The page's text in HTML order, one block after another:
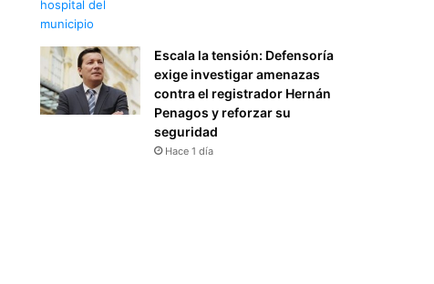
Escala la tensión: Defensoría
exige investigar amenazas
contra el registrador Hernán
Penagos y reforzar su
seguridad
Hace 1 día